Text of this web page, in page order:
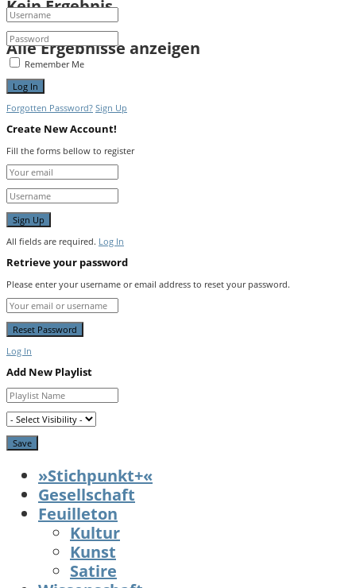
Kein Ergebnis
Alle Ergebnisse anzeigen
Remember Me
Forgotten Password? Sign Up
Create New Account!
Fill the forms bellow to register
All fields are required. Log In
Retrieve your password
Please enter your username or email address to reset your password.
Log In
Add New Playlist
»Stichpunkt+«
Gesellschaft
Feuilleton
Kultur
Kunst
Satire